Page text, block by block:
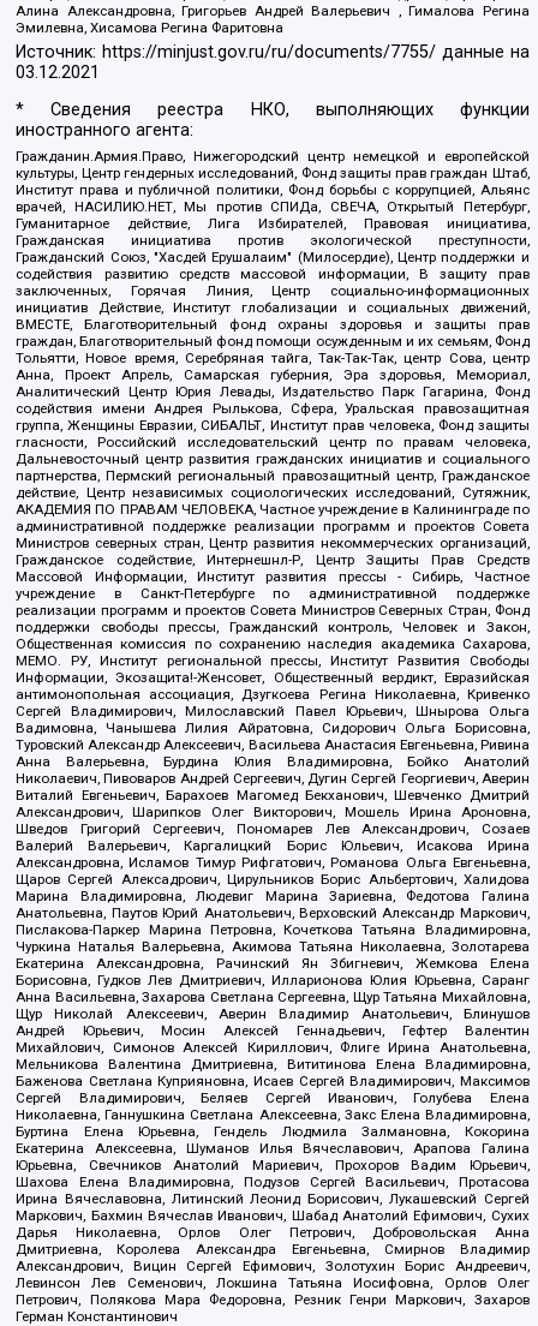
Алина Александровна, Григорьев Андрей Валерьевич , Гималова Регина
Эмилевна, Хисамова Регина Фаритовна
Источник: https://minjust.gov.ru/ru/documents/7755/ данные на
03.12.2021
* Сведения реестра НКО, выполняющих функции
иностранного агента:
Гражданин.Армия.Право, Нижегородский центр немецкой и европейской
культуры, Центр гендерных исследований, Фонд защиты прав граждан Штаб,
Институт права и публичной политики, Фонд борьбы с коррупцией, Альянс
врачей, НАСИЛИЮ.НЕТ, Мы против СПИДа, СВЕЧА, Открытый Петербург,
Гуманитарное действие, Лига Избирателей, Правовая инициатива,
Гражданская инициатива против экологической преступности,
Гражданский Союз, "Хасдей Ерушалаим" (Милосердие), Центр поддержки и
содействия развитию средств массовой информации, В защиту прав
заключенных, Горячая Линия, Центр социально-информационных
инициатив Действие, Институт глобализации и социальных движений,
ВМЕСТЕ, Благотворительный фонд охраны здоровья и защиты прав
граждан, Благотворительный фонд помощи осужденным и их семьям, Фонд
Тольятти, Новое время, Серебряная тайга, Так-Так-Так, центр Сова, центр
Анна, Проект Апрель, Самарская губерния, Эра здоровья, Мемориал,
Аналитический Центр Юрия Левады, Издательство Парк Гагарина, Фонд
содействия имени Андрея Рылькова, Сфера, Уральская правозащитная
группа, Женщины Евразии, СИБАЛЬТ, Институт прав человека, Фонд защиты
гласности, Российский исследовательский центр по правам человека,
Дальневосточный центр развития гражданских инициатив и социального
партнерства, Пермский региональный правозащитный центр, Гражданское
действие, Центр независимых социологических исследований, Сутяжник,
АКАДЕМИЯ ПО ПРАВАМ ЧЕЛОВЕКА, Частное учреждение в Калининграде по
административной поддержке реализации программ и проектов Совета
Министров северных стран, Центр развития некоммерческих организаций,
Гражданское содействие, Интернешнл-Р, Центр Защиты Прав Средств
Массовой Информации, Институт развития прессы - Сибирь, Частное
учреждение в Санкт-Петербурге по административной поддержке
реализации программ и проектов Совета Министров Северных Стран, Фонд
поддержки свободы прессы, Гражданский контроль, Человек и Закон,
Общественная комиссия по сохранению наследия академика Сахарова,
МЕМО. РУ, Институт региональной прессы, Институт Развития Свободы
Информации, Экозащита!-Женсовет, Общественный вердикт, Евразийская
антимонопольная ассоциация, Дзугкоева Регина Николаевна, Кривенко
Сергей Владимирович, Милославский Павел Юрьевич, Шнырова Ольга
Вадимовна, Чанышева Лилия Айратовна, Сидорович Ольга Борисовна,
Туровский Александр Алексеевич, Васильева Анастасия Евгеньевна, Ривина
Анна Валерьевна, Бурдина Юлия Владимировна, Бойко Анатолий
Николаевич, Пивоваров Андрей Сергеевич, Дугин Сергей Георгиевич, Аверин
Виталий Евгеньевич, Барахоев Магомед Бекханович, Шевченко Дмитрий
Александрович, Шарипков Олег Викторович, Мошель Ирина Ароновна,
Шведов Григорий Сергеевич, Пономарев Лев Александрович, Созаев
Валерий Валерьевич, Каргалицкий Борис Юльевич, Исакова Ирина
Александровна, Исламов Тимур Рифгатович, Романова Ольга Евгеньевна,
Щаров Сергей Алексадрович, Цирульников Борис Альбертович, Халидова
Марина Владимировна, Людевиг Марина Зариевна, Федотова Галина
Анатольевна, Паутов Юрий Анатольевич, Верховский Александр Маркович,
Пислакова-Паркер Марина Петровна, Кочеткова Татьяна Владимировна,
Чуркина Наталья Валерьевна, Акимова Татьяна Николаевна, Золотарева
Екатерина Александровна, Рачинский Ян Збигневич, Жемкова Елена
Борисовна, Гудков Лев Дмитриевич, Илларионова Юлия Юрьевна, Саранг
Анна Васильевна, Захарова Светлана Сергеевна, Щур Татьяна Михайловна,
Щур Николай Алексеевич, Аверин Владимир Анатольевич, Блинушов
Андрей Юрьевич, Мосин Алексей Геннадьевич, Гефтер Валентин
Михайлович, Симонов Алексей Кириллович, Флиге Ирина Анатольевна,
Мельникова Валентина Дмитриевна, Вититинова Елена Владимировна,
Баженова Светлана Куприяновна, Исаев Сергей Владимирович, Максимов
Сергей Владимирович, Беляев Сергей Иванович, Голубева Елена
Николаевна, Ганнушкина Светлана Алексеевна, Закс Елена Владимировна,
Буртина Елена Юрьевна, Гендель Людмила Залмановна, Кокорина
Екатерина Алексеевна, Шуманов Илья Вячеславович, Арапова Галина
Юрьевна, Свечников Анатолий Мариевич, Прохоров Вадим Юрьевич,
Шахова Елена Владимировна, Подузов Сергей Васильевич, Протасова
Ирина Вячеславовна, Литинский Леонид Борисович, Лукашевский Сергей
Маркович, Бахмин Вячеслав Иванович, Шабад Анатолий Ефимович, Сухих
Дарья Николаевна, Орлов Олег Петрович, Добровольская Анна
Дмитриевна, Королева Александра Евгеньевна, Смирнов Владимир
Александрович, Вицин Сергей Ефимович, Золотухин Борис Андреевич,
Левинсон Лев Семенович, Локшина Татьяна Иосифовна, Орлов Олег
Петрович, Полякова Мара Федоровна, Резник Генри Маркович, Захаров
Герман Константинович